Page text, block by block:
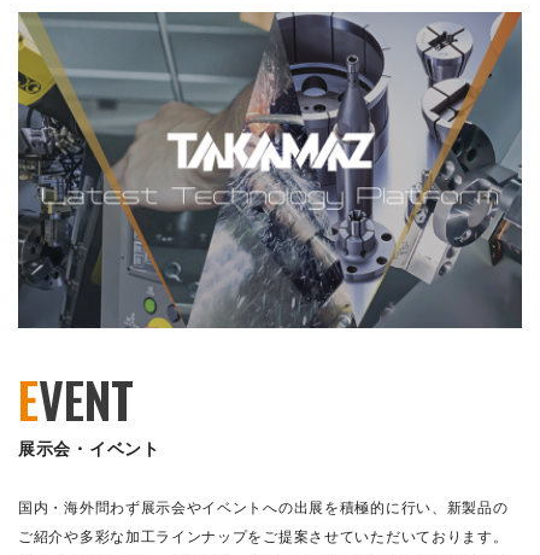
EVENT
展示会・イベント
国内・海外問わず展示会やイベントへの出展を積極的に行い、新製品の
ご紹介や多彩な加工ラインナップをご提案させていただいております。